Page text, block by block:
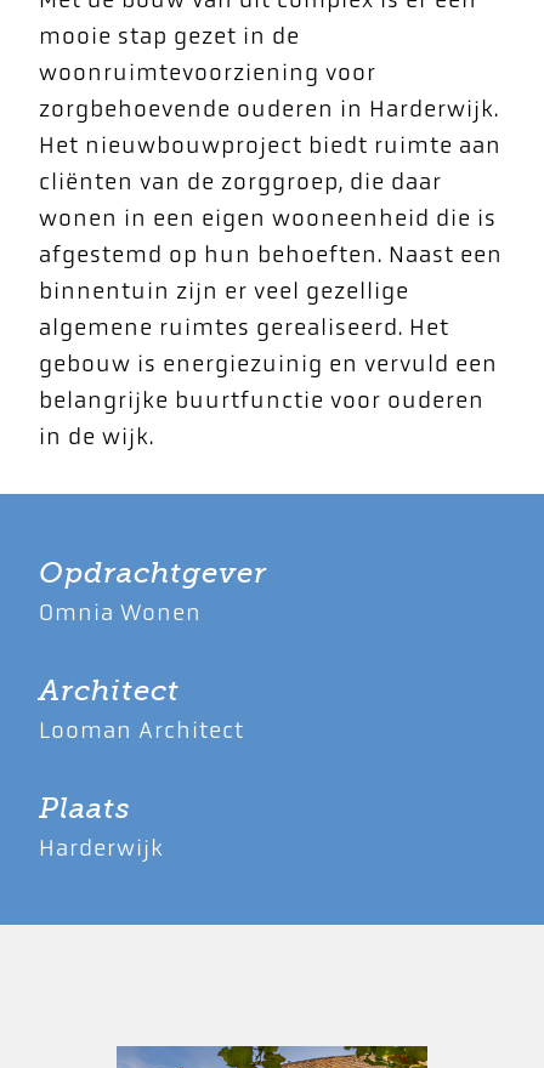
mooie stap gezet in de
woonruimtevoorziening voor
zorgbehoevende ouderen in Harderwijk.
Het nieuwbouwproject biedt ruimte aan
cliënten van de zorggroep, die daar
wonen in een eigen wooneenheid die is
afgestemd op hun behoeften. Naast een
binnentuin zijn er veel gezellige
algemene ruimtes gerealiseerd. Het
gebouw is energiezuinig en vervuld een
belangrijke buurtfunctie voor ouderen
in de wijk.
Opdrachtgever
Omnia Wonen
Architect
Looman Architect
Plaats
Harderwijk